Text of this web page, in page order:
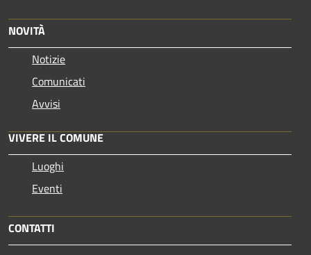
NOVITÀ
Notizie
Comunicati
Avvisi
VIVERE IL COMUNE
Luoghi
Eventi
CONTATTI